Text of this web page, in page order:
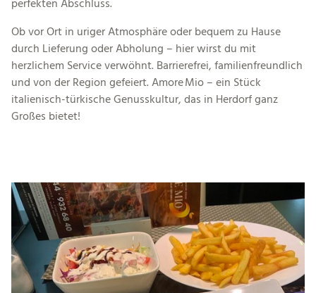
perfekten Abschluss.
Ob vor Ort in uriger Atmosphäre oder bequem zu Hause
durch Lieferung oder Abholung – hier wirst du mit
herzlichem Service verwöhnt. Barrierefrei, familienfreundlich
und von der Region gefeiert. Amore Mio – ein Stück
italienisch-türkische Genusskultur, das in Herdorf ganz
Großes bietet!